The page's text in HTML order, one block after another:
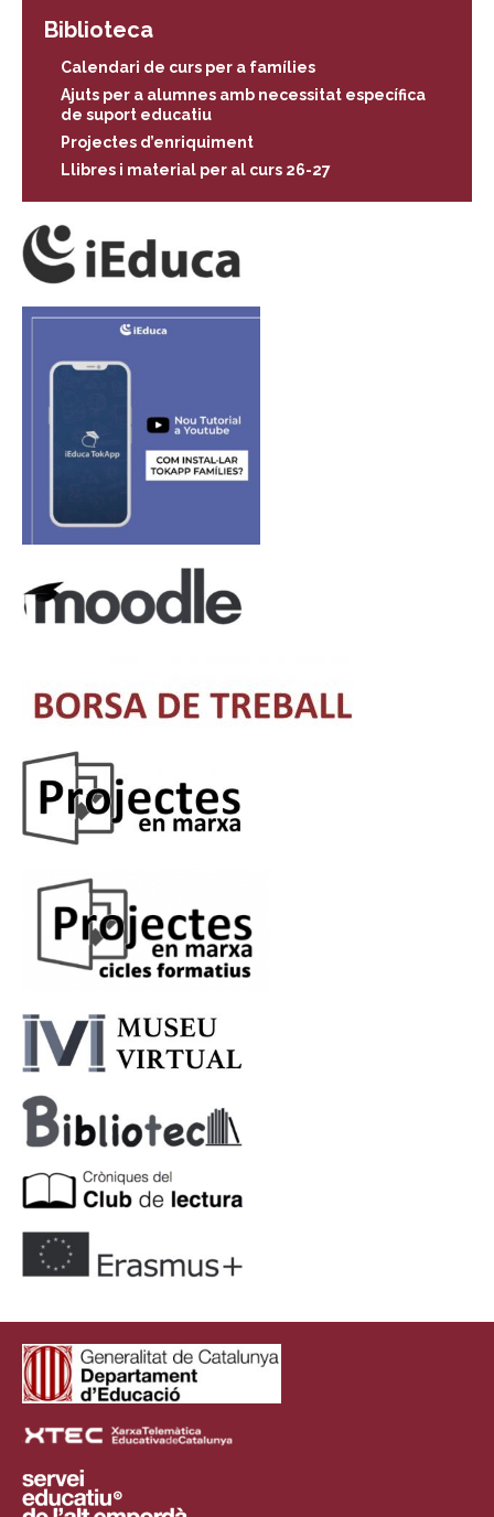
Biblioteca
Calendari de curs per a famílies
Ajuts per a alumnes amb necessitat específica
de suport educatiu
Projectes d’enriquiment
Llibres i material per al curs 26-27